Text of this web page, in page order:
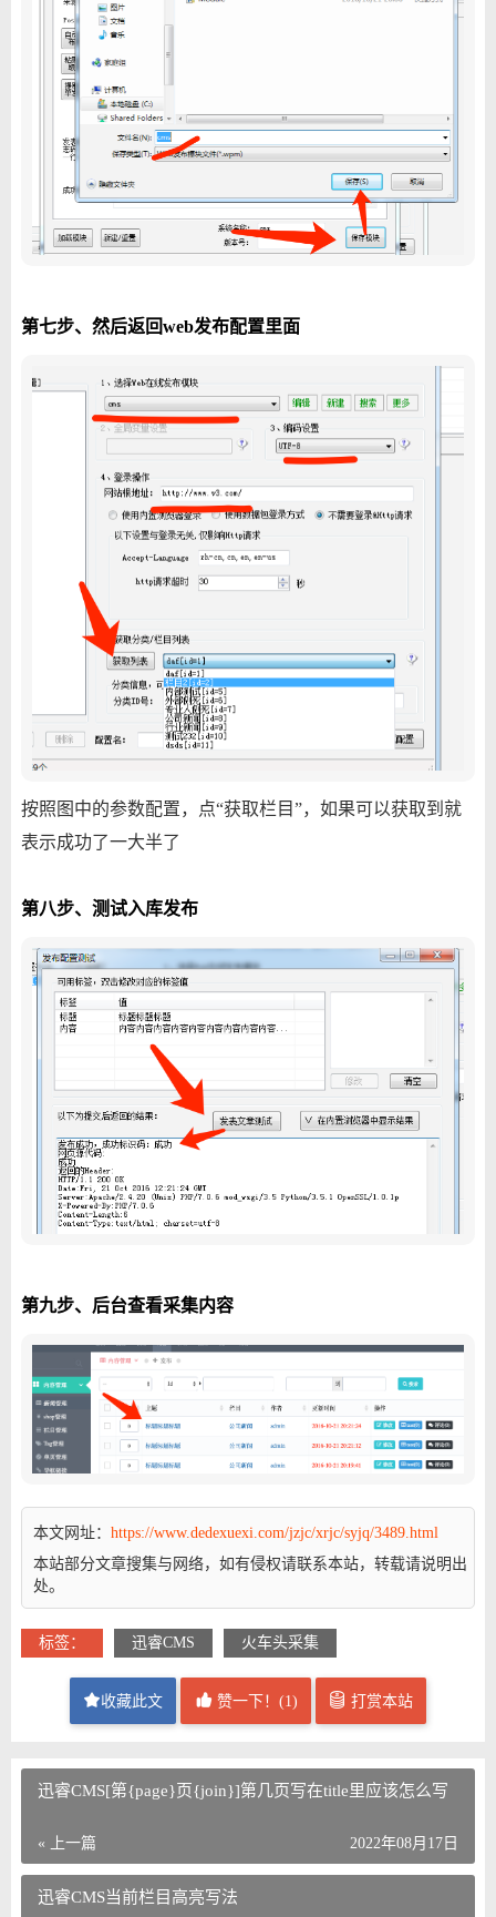
第七步、然后返回web发布配置里面
按照图中的参数配置，点“获取栏目”，如果可以获取到就
表示成功了一大半了
第八步、测试入库发布
第九步、后台查看采集内容
本文网址： https://www.dedexuexi.com/jzjc/xrjc/syjq/3489.html
本站部分文章搜集与网络，如有侵权请联系本站，转载请说明出
处。
标签： 迅睿CMS 火车头采集
收藏此文 赞一下！(1) 打赏本站
迅睿CMS[第{page}页{join}]第几页写在title里应该怎么写
« 上一篇 2022年08月17日
迅睿CMS当前栏目高亮写法